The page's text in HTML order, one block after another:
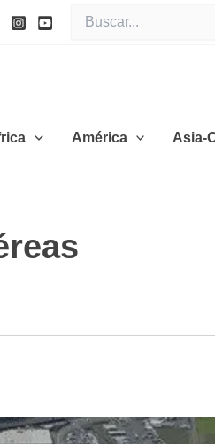
por:
América Asia-